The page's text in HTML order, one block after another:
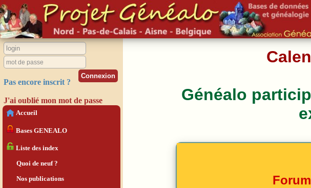
Pas encore inscrit ?
J'ai oublié mon mot de passe
Accueil
Bases GENEALO
Liste des index
Quoi de neuf ?
Nos publications
Généalo